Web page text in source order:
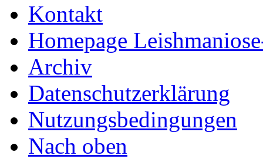
Kontakt
Homepage
Archiv
Datenschutzerklärung
Nutzungsbedingungen
Nach oben